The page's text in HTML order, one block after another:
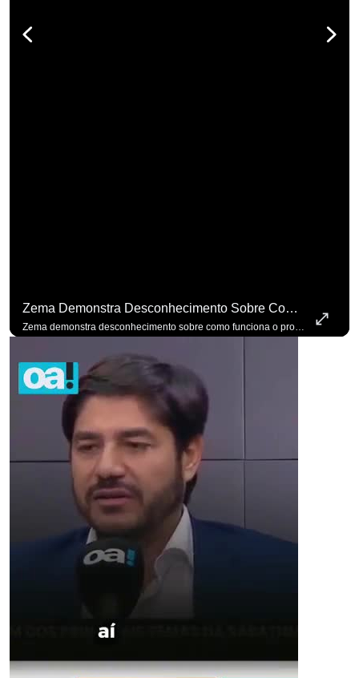
Zema Demonstra Desconhecimento Sobre Como Funciona O Processo De Mudança Das Leis. #OAntagonista
Zema demonstra desconhecimento sobre como funciona o processo de mudança das leis. #OAntagonista Se você busca informação com credibilidade, inscreva-se agora e ative o